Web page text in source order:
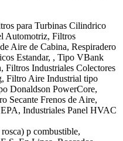
para Turbinas Cilindrico
Automotriz, Filtros
Aire de Cabina, Respiradero
Estandar, , Tipo VBank
Filtros Industriales Colectores
Filtro Aire Industrial tipo
Donaldson PowerCore,
Secante Frenos de Aire,
Industriales Panel HVAC
p combustible,